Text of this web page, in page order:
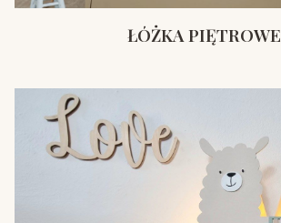
ŁÓŻKA PIĘTROWE